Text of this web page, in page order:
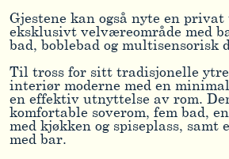
Gjestene kan også nyte en privat
eksklusivt velværeområde med
bad, boblebad og multisensorisk
Til tross for sitt tradisjonelle
interiør moderne med en
en effektiv utnyttelse av rom.
komfortable soverom, fem bad,
med kjøkken og spiseplass, samt
med bar.